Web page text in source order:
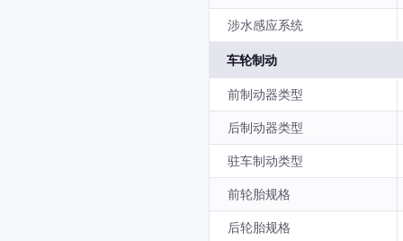
涉水感应系统
车轮制动
前制动器类型
后制动器类型
驻车制动类型
前轮胎规格
后轮胎规格